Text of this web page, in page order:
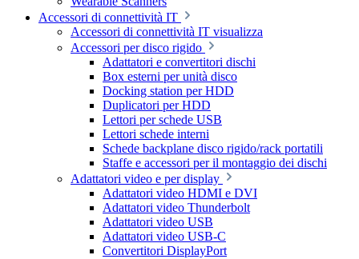
Accessori di connettività IT
Accessori di connettività IT visualizza
Accessori per disco rigido
Adattatori e convertitori dischi
Box esterni per unità disco
Docking station per HDD
Duplicatori per HDD
Lettori per schede USB
Lettori schede interni
Schede backplane disco rigido/rack portatili
Staffe e accessori per il montaggio dei dischi
Adattatori video e per display
Adattatori video HDMI e DVI
Adattatori video Thunderbolt
Adattatori video USB
Adattatori video USB-C
Convertitori DisplayPort